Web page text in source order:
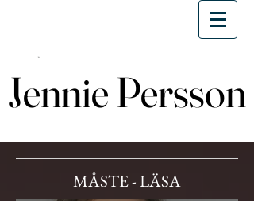
Jennie Persson
Jennie Persson
MÅSTE - LÄSA